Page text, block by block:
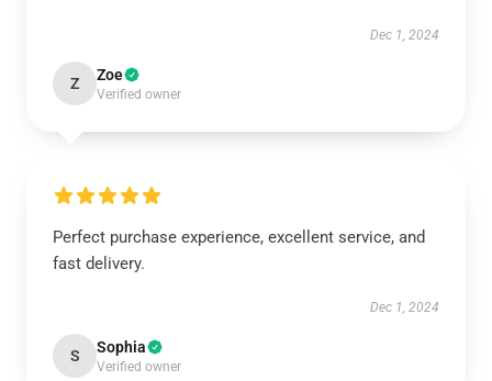
Dec 1, 2024
Z Zoe
Verified owner
Perfect purchase experience, excellent service, and
fast delivery.
Dec 1, 2024
S Sophia
Verified owner